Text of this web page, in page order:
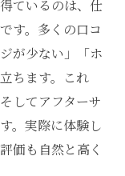
ているのは、仕
す。多くの口コ
が少ない」「ホ
ちます。これ
してアフターサ
。実際に体験し
価も自然と高く